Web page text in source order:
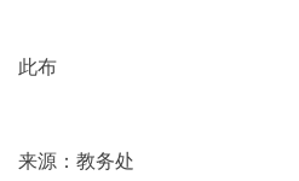
此布
来源：教务处